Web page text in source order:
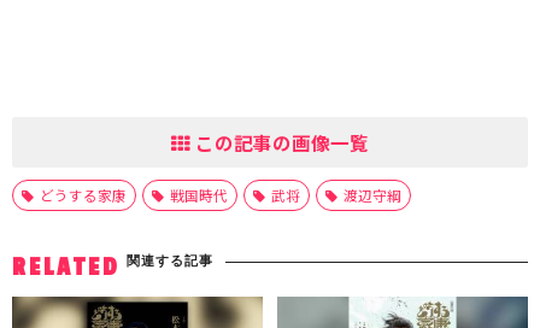
この記事の画像一覧
どうする家康 戦国時代 武将 渡辺守綱
RELATED 関連する記事